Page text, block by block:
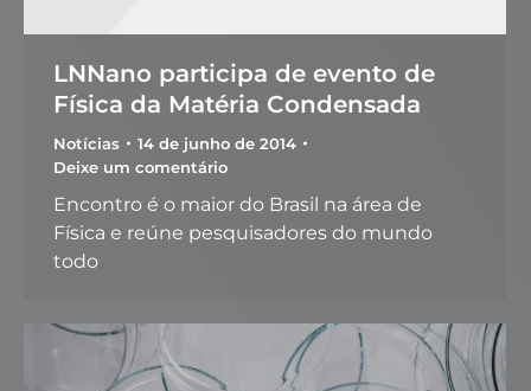
LNNano participa de evento de
Física da Matéria Condensada
Notícias
14 de junho de 2014
Deixe um comentário
Encontro é o maior do Brasil na área de
Física e reúne pesquisadores do mundo
todo